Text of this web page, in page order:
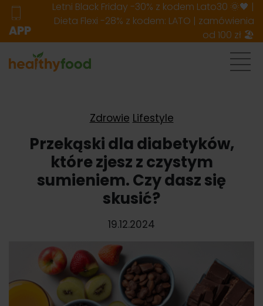
APP
Letni Black Friday -30% z kodem Lato30 🌞🖤 |
Dieta Flexi -28% z kodem: LATO | zamówienia
od 100 zł 🏖️
Zdrowie Lifestyle
Przekąski dla diabetyków,
które zjesz z czystym
sumieniem. Czy dasz się
skusić?
19.12.2024